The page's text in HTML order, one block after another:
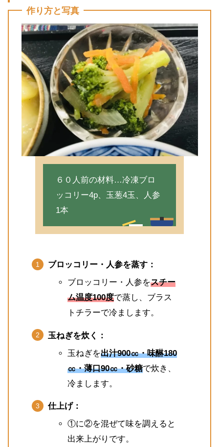
作り方と写真
６０人前の材料…冷凍ブロ
ッコリー4p、玉葱4玉、人参
1本
ブロッコリー・人参を蒸す：
ブロッコリー・人参をスチー
ム温度100度で蒸し、ブラス
トチラーで冷まします。
玉ねぎを炊く：
玉ねぎを出汁900㏄・味醂180
㏄・薄口90㏄・砂糖で炊き、
冷まします。
仕上げ：
①に②を混ぜて味を調えると
出来上がりです。